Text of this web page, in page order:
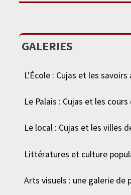
GALERIES
L'École : Cujas et les
Le Palais : Cujas et les
Le local : Cujas et les villes
Littératures et culture
Arts visuels : une galerie de